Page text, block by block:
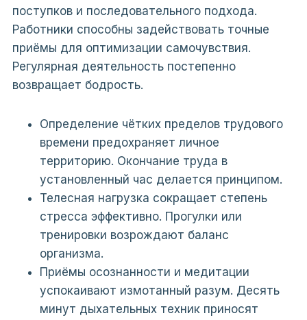
поступков и последовательного подхода.
Работники способны задействовать точные
приёмы для оптимизации самочувствия.
Регулярная деятельность постепенно
возвращает бодрость.
Определение чётких пределов трудового
времени предохраняет личное
территорию. Окончание труда в
установленный час делается принципом.
Телесная нагрузка сокращает степень
стресса эффективно. Прогулки или
тренировки возрождают баланс
организма.
Приёмы осознанности и медитации
успокаивают измотанный разум. Десять
минут дыхательных техник приносят